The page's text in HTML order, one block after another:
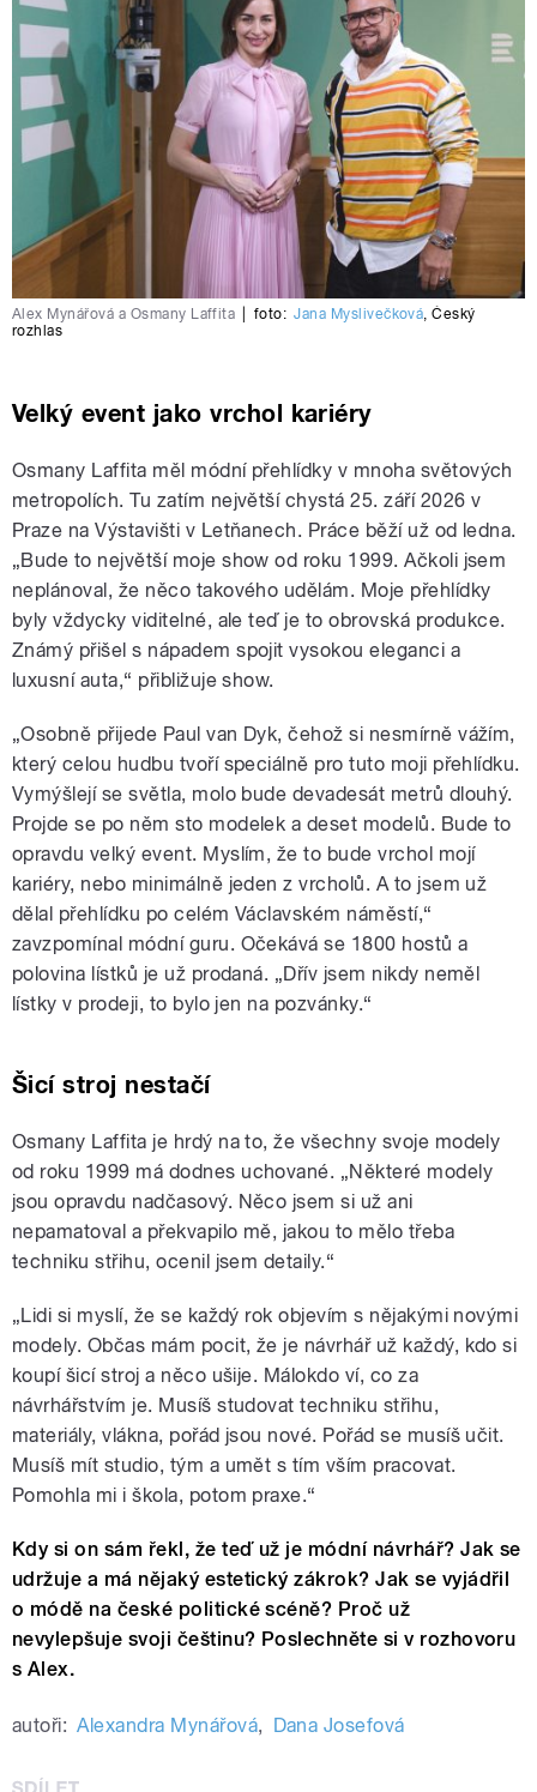
Alex Mynářová a Osmany Laffita foto: Jana Myslivečková,Český
rozhlas
Velký event jako vrchol kariéry
Osmany Laffita měl módní přehlídky v mnoha světových
metropolích. Tu zatím největší chystá 25. září 2026 v
Praze na Výstavišti v Letňanech. Práce běží už od ledna.
„Bude to největší moje show od roku 1999. Ačkoli jsem
neplánoval, že něco takového udělám. Moje přehlídky
byly vždycky viditelné, ale teď je to obrovská produkce.
Známý přišel s nápadem spojit vysokou eleganci a
luxusní auta,“ přibližuje show.
„Osobně přijede Paul van Dyk, čehož si nesmírně vážím,
který celou hudbu tvoří speciálně pro tuto moji přehlídku.
Vymýšlejí se světla, molo bude devadesát metrů dlouhý.
Projde se po něm sto modelek a deset modelů. Bude to
opravdu velký event. Myslím, že to bude vrchol mojí
kariéry, nebo minimálně jeden z vrcholů. A to jsem už
dělal přehlídku po celém Václavském náměstí,“
zavzpomínal módní guru. Očekává se 1800 hostů a
polovina lístků je už prodaná. „Dřív jsem nikdy neměl
lístky v prodeji, to bylo jen na pozvánky.“
Šicí stroj nestačí
Osmany Laffita je hrdý na to, že všechny svoje modely
od roku 1999 má dodnes uchované. „Některé modely
jsou opravdu nadčasový. Něco jsem si už ani
nepamatoval a překvapilo mě, jakou to mělo třeba
techniku střihu, ocenil jsem detaily.“
„Lidi si myslí, že se každý rok objevím s nějakými novými
modely. Občas mám pocit, že je návrhář už každý, kdo si
koupí šicí stroj a něco ušije. Málokdo ví, co za
návrhářstvím je. Musíš studovat techniku střihu,
materiály, vlákna, pořád jsou nové. Pořád se musíš učit.
Musíš mít studio, tým a umět s tím vším pracovat.
Pomohla mi i škola, potom praxe.“
Kdy si on sám řekl, že teď už je módní návrhář? Jak se
udržuje a má nějaký estetický zákrok? Jak se vyjádřil
o módě na české politické scéně? Proč už
nevylepšuje svoji češtinu? Poslechněte si v rozhovoru
s Alex.
autoři: Alexandra Mynářová, Dana Josefová